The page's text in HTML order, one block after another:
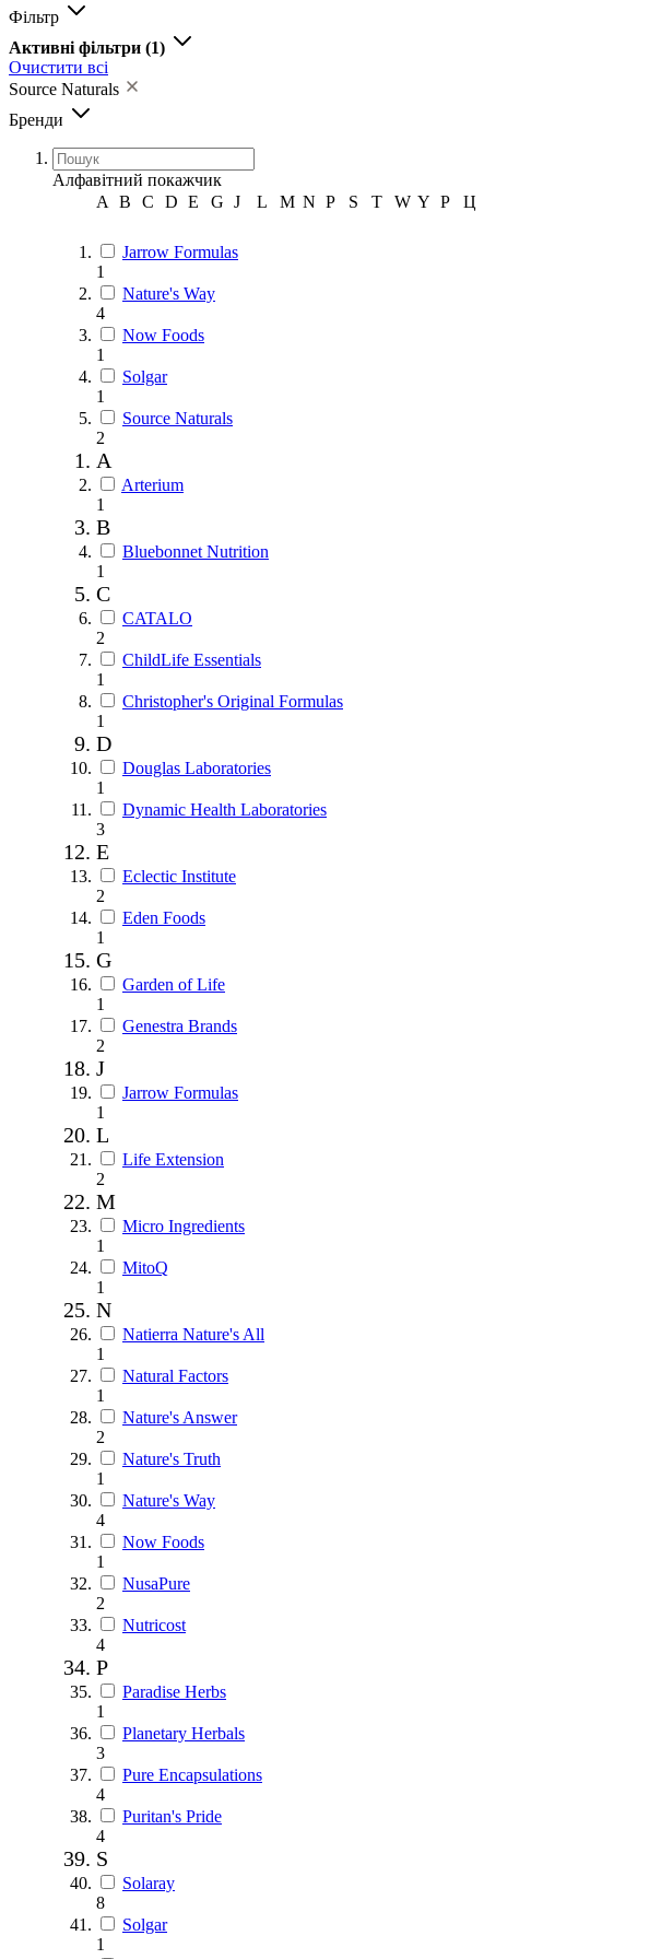
Фільтр
Активні фільтри (1)
Очистити всі
Source Naturals
Бренди
Алфавітний покажчик
A
B C D E G J L M N P S T W Y Р Ц
Jarrow Formulas
1
Nature's Way
4
Now Foods
1
Solgar
1
Source Naturals
2
A
Arterium
1
B
Bluebonnet Nutrition
1
C
CATALO
2
ChildLife Essentials
1
Christopher's Original Formulas
1
D
Douglas Laboratories
1
Dynamic Health Laboratories
3
E
Eclectic Institute
2
Eden Foods
1
G
Garden of Life
1
Genestra Brands
2
J
Jarrow Formulas
1
L
Life Extension
2
M
Micro Ingredients
1
MitoQ
1
N
Natierra Nature's All
1
Natural Factors
1
Nature's Answer
2
Nature's Truth
1
Nature's Way
4
Now Foods
1
NusaPure
2
Nutricost
4
P
Paradise Herbs
1
Planetary Herbals
3
Pure Encapsulations
4
Puritan's Pride
4
S
Solaray
8
Solgar
1